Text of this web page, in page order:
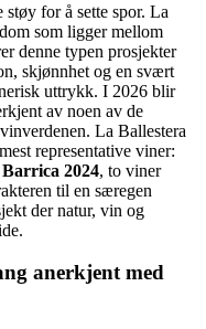
for å sette spor. La
som ligger mellom
denne typen prosjekter
skjønnhet og en svært
uttrykk. I 2026 blir
av noen av de
La Ballestera
representative viner:
2024, to viner
til en særegen
der natur, vin og
anerkjent med